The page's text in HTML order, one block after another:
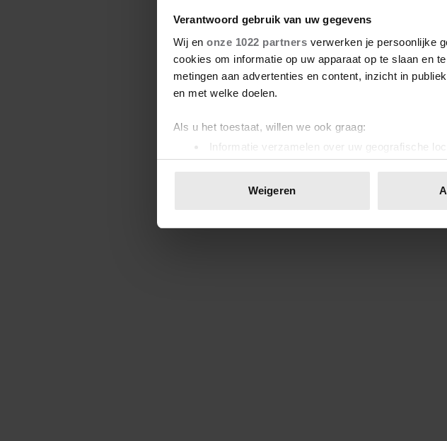
Verantwoord gebruik van uw gegevens
Wij en onze 1022 partners verwerken je persoonlijke
cookies om informatie op uw apparaat op te slaan en
metingen aan advertenties en content, inzicht in
en met welke doelen.
Als u het toestaat, willen we ook graag:
Informatie verzamelen over uw geografische
Uw apparaat identificeren door het actief te
toestemming op elk moment wijzigen of intrekken in de
We gebruiken cookies om content en advertenties te
media, adverteren en analyse. Deze partners kunnen
verstrekt of die ze hebben verzameld op basis van
Weigeren